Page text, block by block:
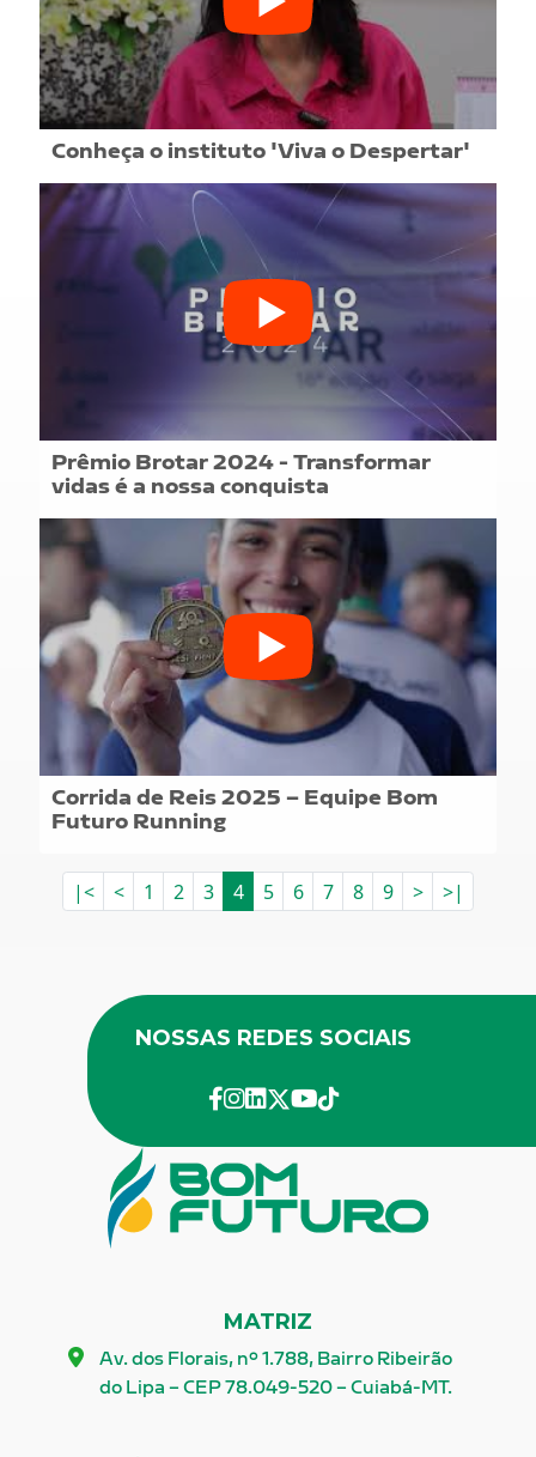
Conheça o instituto 'Viva o Despertar'
Prêmio Brotar 2024 - Transformar
vidas é a nossa conquista
Corrida de Reis 2025 – Equipe Bom
Futuro Running
|< < 1 2 3 4 5 6 7 8 9 > >|
MATRIZ
Av. dos Florais, nº 1.788, Bairro Ribeirão
do Lipa – CEP 78.049-520 – Cuiabá-MT.
NOSSAS REDES SOCIAIS
facebook
instagram
linkedin
twitteryoutube
Tik-Tok